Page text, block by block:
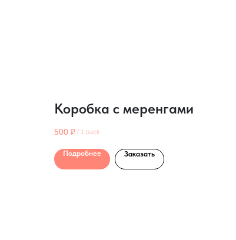
Коробка с меренгами
500 ₽ / 1 pack
Подробнее Заказать